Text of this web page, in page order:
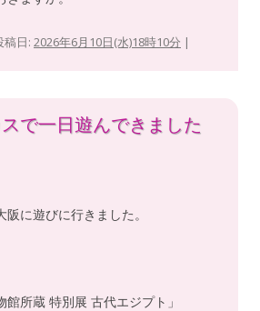
稿日: 2026年6月10日(水)18時10分 |
で一日遊んできました
に遊びに行きました。
館所蔵 特別展 古代エジプト」